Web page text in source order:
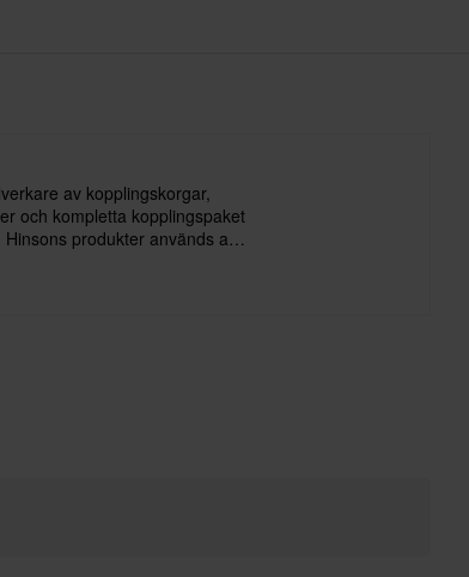
av kopplingskorgar,
och kompletta kopplingspaket
produkter används av
Honda, Team Kawasaki,